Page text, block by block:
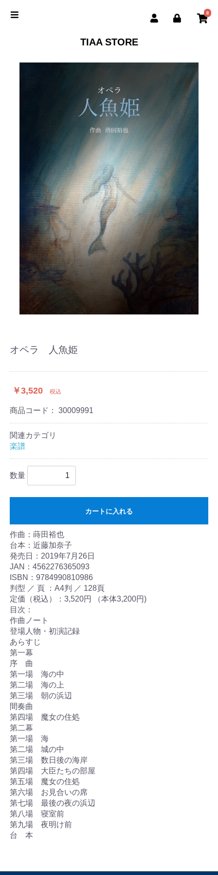
0
TIAA STORE
オペラ 人魚姫
￥3,520 税込
商品コード： 30009991
関連カテゴリ
楽譜
数量
カートに入れる
作曲：蒔田裕也
台本：近藤加奈子
発売日：2019年7月26日
JAN：4562276365093
ISBN：9784990810986
判型 ／ 頁 ：A4判 ／ 128頁
定価（税込）：3,520円 （本体3,200円)
目次：
作曲ノート
登場人物・初演記録
あらすじ
第一幕
序 曲
第一場 海の中
第二場 海の上
第三場 朝の浜辺
間奏曲
第四場 魔女の住処
第二幕
第一場 海
第二場 城の中
第三場 数日後の海岸
第四場 大臣たちの部屋
第五場 魔女の住処
第六場 お見合いの席
第七場 最後の夜の浜辺
第八場 寝室前
第九場 夜明け前
台 本